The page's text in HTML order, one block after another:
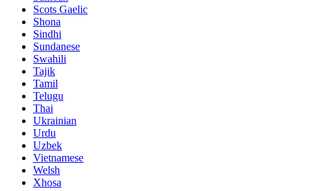
Scots Gaelic
Shona
Sindhi
Sundanese
Swahili
Tajik
Tamil
Telugu
Thai
Ukrainian
Urdu
Uzbek
Vietnamese
Welsh
Xhosa